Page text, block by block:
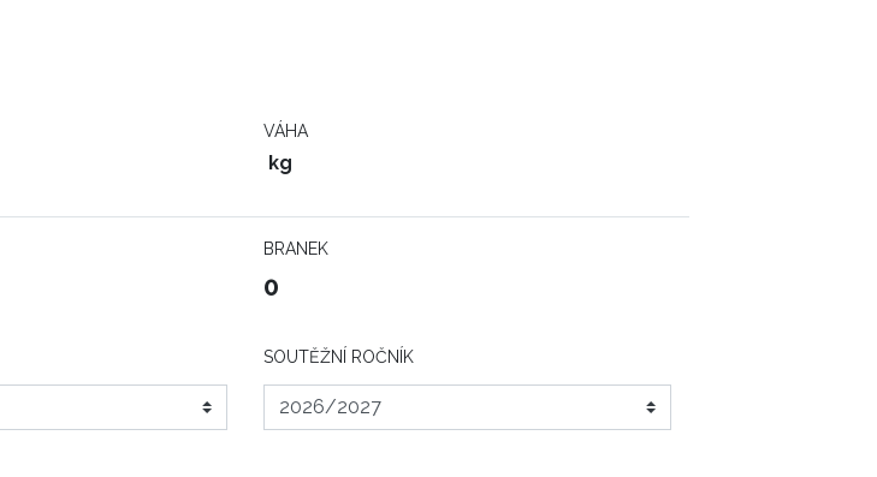
VÁHA
kg
BRANEK
0
SOUTĚŽNÍ ROČNÍK